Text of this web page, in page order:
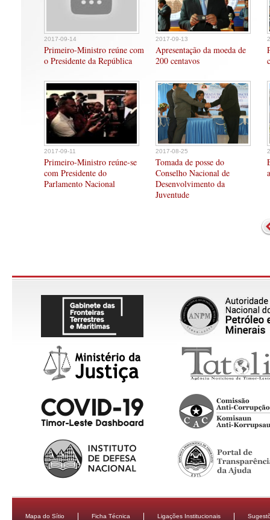
2017-09-14
Primeiro-Ministro reúne com
o Presidente da República
2017-09-13
Apresentação da moeda de
200 centavos
2017-09-11
Primeiro-Ministro reúne-se
com Presidente do
Parlamento Nacional
2017-08-25
Tomada de posse do
Conselho Nacional de
Desenvolvimento da
Juventude
Mapa do Sítio Ficha Técnica Ligações Institucionais